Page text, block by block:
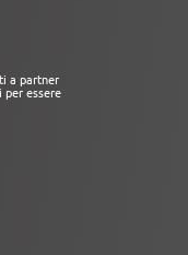
a partner
per essere